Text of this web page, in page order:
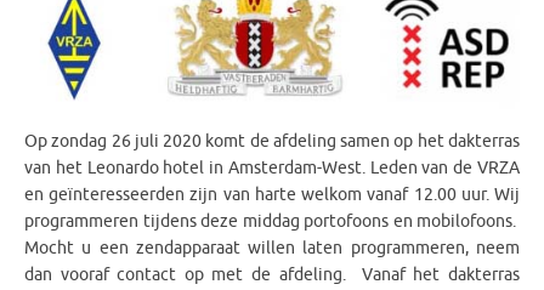
Op zondag 26 juli 2020 komt de afdeling samen op het dakterras
van het Leonardo hotel in Amsterdam-West. Leden van de VRZA
en geïnteresseerden zijn van harte welkom vanaf 12.00 uur. Wij
programmeren tijdens deze middag portofoons en mobilofoons.
Mocht u een zendapparaat willen laten programmeren, neem
dan vooraf contact op met de afdeling. Vanaf het dakterras